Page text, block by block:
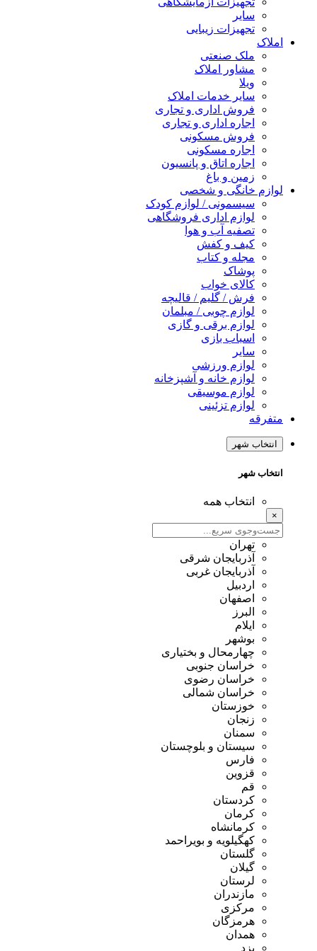
سایر
تجهیزات زیبایی
املاک
ملک صنعتی
مشاور املاک
ویلا
سایر خدمات املاک
فروش اداری و تجاری
اجاره اداری و تجاری
فروش مسکونی
اجاره مسکونی
اجاره اتاق و پانسیون
زمین و باغ
لوازم خانگی و شخصی
سیسمونی / لوازم کودک
لوازم اداری فروشگاهی
تصفیه آب و هوا
کیف و کفش
مجله و کتاب
پوشاک
کالای خواب
فرش / گلیم / قالیچه
لوازم چوبی / مبلمان
لوازم برقی و گازی
اسباب بازی
سایر
لوازم ورزشی
لوازم خانه و آشپزخانه
لوازم موسیقی
لوازم تزئینی
متفرقه
انتخاب شهر
انتخاب شهر
انتخاب همه
تهران
آذربایجان شرقی
آذربایجان غربی
اردبیل
اصفهان
البرز
ایلام
بوشهر
چهارمحال و بختیاری
خراسان جنوبی
خراسان رضوی
خراسان شمالی
خوزستان
زنجان
سمنان
سیستان و بلوچستان
فارس
قزوین
قم
کردستان
کرمان
کرمانشاه
کهگیلویه و بویراحمد
گلستان
گیلان
لرستان
مازندران
مرکزی
هرمزگان
همدان
یزد